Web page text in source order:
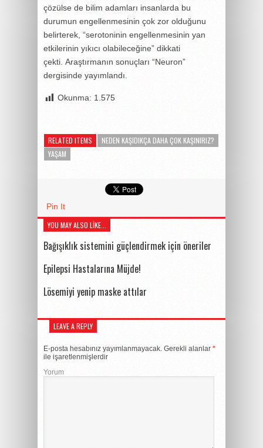
çözülse de bilim adamları insanlarda bu
durumun engellenmesinin çok zor olduğunu
belirterek, “serotoninin engellenmesinin yan
etkilerinin yıkıcı olabileceğine” dikkati
çekti. Araştırmanın sonuçları “Neuron”
dergisinde yayımlandı.
Okunma: 1.575
RELATED ITEMS
NEDEN KAŞIDIKÇA DAHA ÇOK KAŞINIRIZ?
YAŞAM
Pin It
YOU MAY ALSO LIKE...
Bağışıklık sistemini güçlendirmek için öneriler
Epilepsi Hastalarına Müjde!
Lösemiyi yenip maske attılar
LEAVE A REPLY
E-posta hesabınız yayımlanmayacak. Gerekli alanlar *
ile işaretlenmişlerdir
Yorum